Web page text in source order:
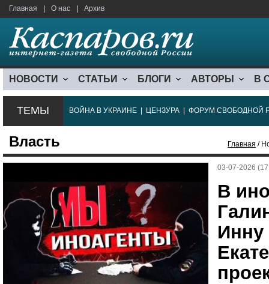
Главная О нас Архив
НОВОСТИ СТАТЬИ БЛОГИ АВТОРЫ В
ТЕМЫ ВОЙНА В УКРАИНЕ ЦЕНЗУРА ФОРУМ СВОБОДНОЙ
Власть Главная /
03-07-2026
В
Инну